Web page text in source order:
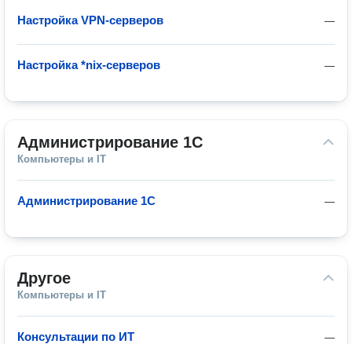
—
Настройка VPN-серверов
—
Настройка *nix-серверов
Администрирование 1С
Компьютеры и IT
—
Администрирование 1С
Другое
Компьютеры и IT
—
Консультации по ИТ